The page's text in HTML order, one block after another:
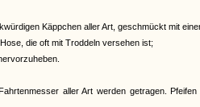
Käppchen aller Art, geschmückt mit
die oft mit Troddeln versehen ist;
aller Art werden getragen.